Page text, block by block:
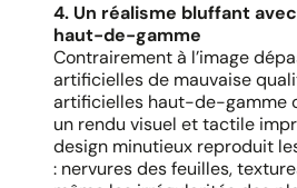
4. Un réalisme bluffant
haut-de-gamme
Contrairement à l’image
artificielles de mauvaise
artificielles haut-de-gamme
un rendu visuel et tactile
design minutieux reproduit
: nervures des feuilles,